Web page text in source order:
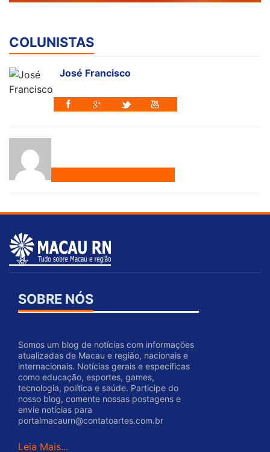
COLUNISTAS
José Francisco
SOBRE NÓS
Somos um blog de notícias com informações
atualizadas de Macau e região, nacionais e
internacionais. Notícias gerais e específicas
como educação, esportes, games,
tecnologia, política e saúde. Participe do
nosso blog, comente nossas postagens e
envie notícias para
portalmacaurn@contatoartes.com.br
Leia Mais...